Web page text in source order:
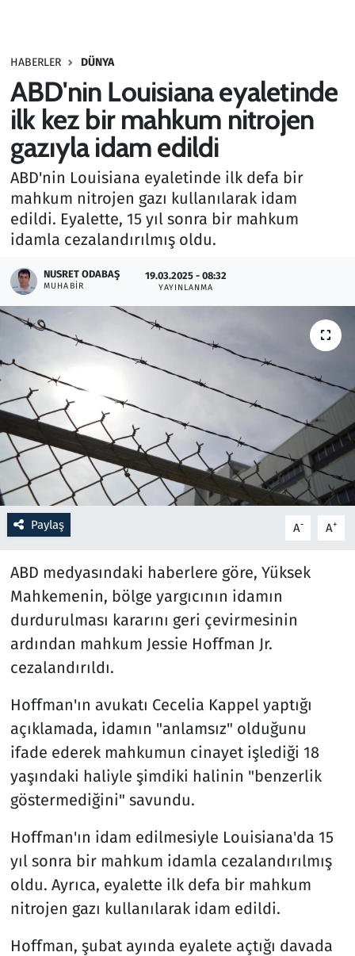
HABERLER DÜNYA
ABD'nin Louisiana eyaletinde
ilk kez bir mahkum nitrojen
gazıyla idam edildi
ABD'nin Louisiana eyaletinde ilk defa bir
mahkum nitrojen gazı kullanılarak idam
edildi. Eyalette, 15 yıl sonra bir mahkum
idamla cezalandırılmış oldu.
NUSRET ODABAŞ
MUHABIR
19.03.2025 - 08:32
YAYINLANMA
Paylaş A- A+
ABD medyasındaki haberlere göre, Yüksek
Mahkemenin, bölge yargıcının idamın
durdurulması kararını geri çevirmesinin
ardından mahkum Jessie Hoffman Jr.
cezalandırıldı.
Hoffman'ın avukatı Cecelia Kappel yaptığı
açıklamada, idamın "anlamsız" olduğunu
ifade ederek mahkumun cinayet işlediği 18
yaşındaki haliyle şimdiki halinin "benzerlik
göstermediğini" savundu.
Hoffman'ın idam edilmesiyle Louisiana'da 15
yıl sonra bir mahkum idamla cezalandırılmış
oldu. Ayrıca, eyalette ilk defa bir mahkum
nitrojen gazı kullanılarak idam edildi.
Hoffman, şubat ayında eyalete açtığı davada
Haber
Kültür Sanat
Kurumsal Haberler
Lezzet Durağı
Memur ve Kamu
Otomobil
Oyun
Ramazan
Resmi İlanlar
Rüya Tabirleri
Sağlık
Savunma Sanayi
Spor
Teknoloji ve Bilim
Televizyon